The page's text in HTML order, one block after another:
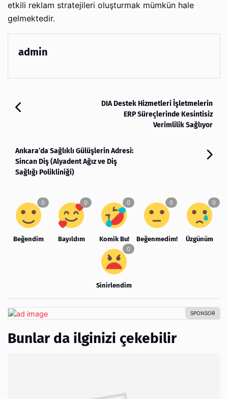
etkili reklam stratejileri oluşturmak mümkün hale
gelmektedir.
admin
DIA Destek Hizmetleri İşletmelerin
ERP Süreçlerinde Kesintisiz
Verimlilik Sağlıyor
Ankara’da Sağlıklı Gülüşlerin Adresi:
Sincan Diş (Alyadent Ağız ve Diş
Sağlığı Polikliniği)
Beğendim Bayıldım Komik Bu! Beğenmedim! Üzgünüm
Sinirlendim
Bunlar da ilginizi çekebilir